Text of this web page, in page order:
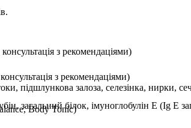
з рекомендаціями)
загальний білок, імуноглобулін Е (Ig E
з рекомендаціями)
підшлункова залоза, селезінка, нирки,
Body Tonic)